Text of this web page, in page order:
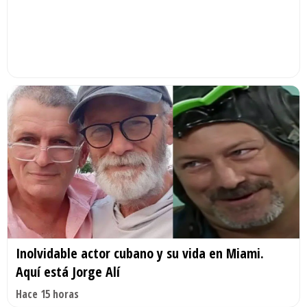
Inolvidable actor cubano y su vida en Miami.
Aquí está Jorge Alí
Hace 15 horas